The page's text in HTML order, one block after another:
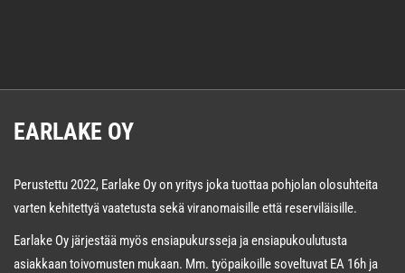
EARLAKE OY
Perustettu 2022, Earlake Oy on yritys joka tuottaa pohjolan olosuhteita
varten kehitettyä vaatetusta sekä viranomaisille että reserviläisille.
Earlake Oy järjestää myös ensiapukursseja ja ensiapukoulutusta
asiakkaan toivomusten mukaan. Mm. työpaikoille soveltuvat EA 16h ja